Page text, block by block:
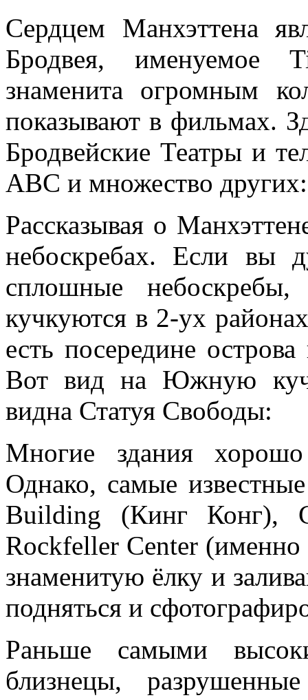
Сердцем Манхэттена
Бродвея, именуемое
знаменита огромным
показывают в фильмах.
Бродвейские Театры и
ABC и множество других:
Рассказывая о
небоскребах. Если вы
сплошные
кучкуются в 2-ух
есть посередине
Вот вид на Южную
видна Статуя Свободы:
Многие здания
Однако, самые
Building (Кинг Конг),
Rockfeller Center (именно
знаменитую ёлку и
подняться и
Раньше самыми
близнецы,